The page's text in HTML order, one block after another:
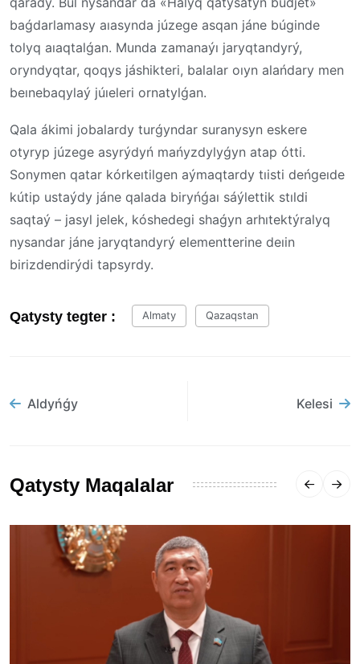
baǵdarlamasy aıasynda júzege asqan jáne búginde
tolyq aıaqtalǵan. Munda zamanaýı jaryqtandyrý,
oryndyqtar, qoqys jáshikteri, balalar oıyn alańdary men
beınebaqylaý júıeleri ornatylǵan.
Qala ákimi jobalardy turǵyndar suranysyn eskere
otyryp júzege asyrýdyń mańyzdylyǵyn atap ótti.
Sonymen qatar kórkeıtilgen aýmaqtardy tıisti deńgeıde
kútip ustaýdy jáne qalada biryńǵaı sáýlettik stıldi
saqtaý – jasyl jelek, kóshedegi shaǵyn arhıtektýralyq
nysandar jáne jaryqtandyrý elementterine deıin
birizdendirýdi tapsyrdy.
Qatysty tegter : Almaty Qazaqstan
Aldyńǵy Kelesi
Qatysty Maqalalar